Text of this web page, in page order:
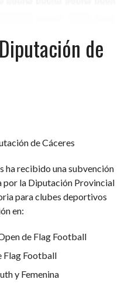
de
de Cáceres
ha recibido una subvención
por la Diputación Provincial
para clubes deportivos
en:
de Flag Football
Flag Football
y Femenina